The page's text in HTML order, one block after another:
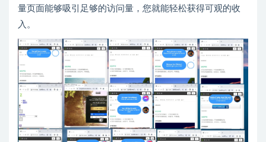
量页面能够吸引足够的访问量，您就能轻松获得可观的收
入。